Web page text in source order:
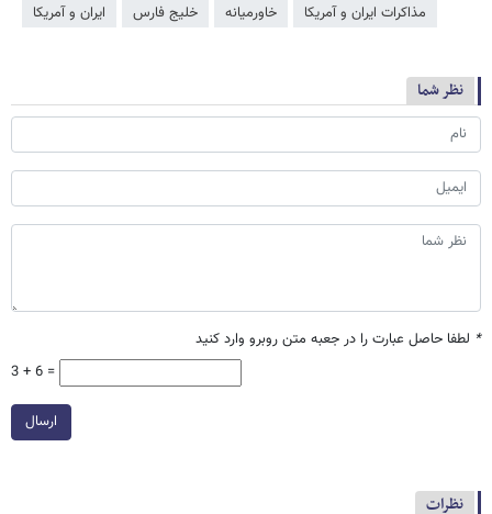
مذاکرات ایران و آمریکا
خاورمیانه خلیج فارس ایران و آمریکا
نظر شما
* لطفا حاصل عبارت را در جعبه متن روبرو وارد کنید
3 + 6 =
ارسال
نظرات